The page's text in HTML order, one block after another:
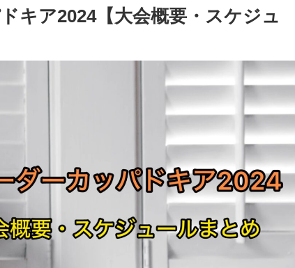
キア2024【大会概要・スケジュ